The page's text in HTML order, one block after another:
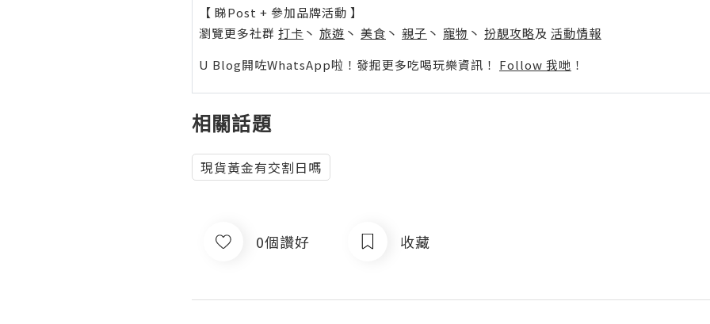
【 睇Post + 參加品牌活動 】
瀏覽更多社群 打卡 丶 旅遊 丶 美食 丶 親子 丶 寵物 丶 扮靚攻略及 活動情報
U Blog開咗WhatsApp啦！發掘更多吃喝玩樂資訊！ Follow 我哋 ！
相關話題
現貨黃金有交割日嗎
0個讚好 收藏